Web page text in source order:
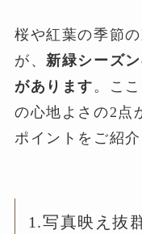
桜や紅葉の季節
が、新緑シーズ
があります。こ
の心地よさの2点
ポイントをご紹介
1.写真映え抜